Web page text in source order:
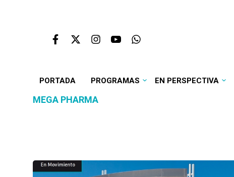
PORTADA PROGRAMAS EN PERSPECTIVA
MEGA PHARMA